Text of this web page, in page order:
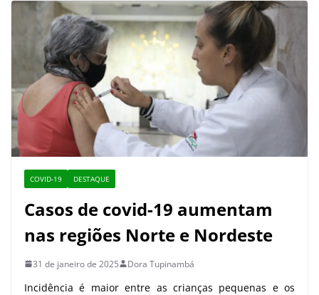
COVID-19 DESTAQUE
Casos de covid-19 aumentam
nas regiões Norte e Nordeste
31 de janeiro de 2025 Dora Tupinambá
Incidência é maior entre as crianças pequenas e os